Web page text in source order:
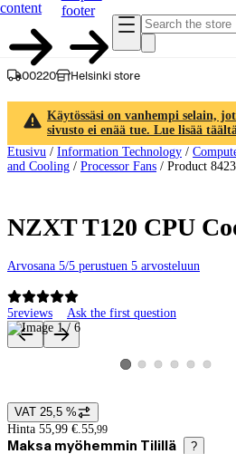
content
footer
00220 Helsinki store
Käytössäsi on vanhempi selain,
sivusto ei enää tue. Lue lisää
Etusivu / Information Technology /
and Cooling / Processor Fans / Product
NZXT T120 CPU
Arvosana 5/5 perustuen 5 arvosteluun
5reviews Ask the first question
Product images and videos
View product image 1
View product image 2
View product image 3
View product image 4
View product
View
Price details
VAT 25,5 %
Hinta 55,99 €. 55,99
Maksa myöhemmin Tilillä ?